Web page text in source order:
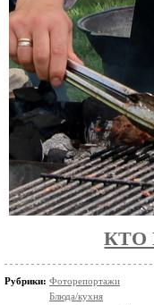
КТО
Рубрики: Фоторепортажи
Блюда/кухня